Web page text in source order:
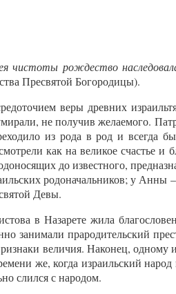
чистоты рождество
Пресвятой Богородицы).
веры древних
не получив желаемого.
из рода в род и всегда
как на великое счастье
до известного,
родоначальников; у
Девы.
в Назарете жила
занимали прародительский
величия. Наконец, одному
же, когда израильский
слился с народом.